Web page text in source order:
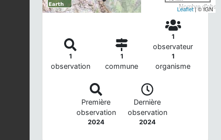
Nombre
Leaflet| © IGN
1
observation
1
commune
1
observateur
1
organisme
Première
observation
2024
Dernière
observation
2024